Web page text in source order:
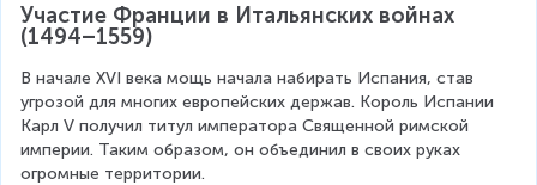
Участие Франции в Итальянских войнах
(1494–1559)
В начале XVI века мощь начала набирать Испания, став
угрозой для многих европейских держав. Король Испании
Карл V получил титул императора Священной римской
империи. Таким образом, он объединил в своих руках
огромные территории.